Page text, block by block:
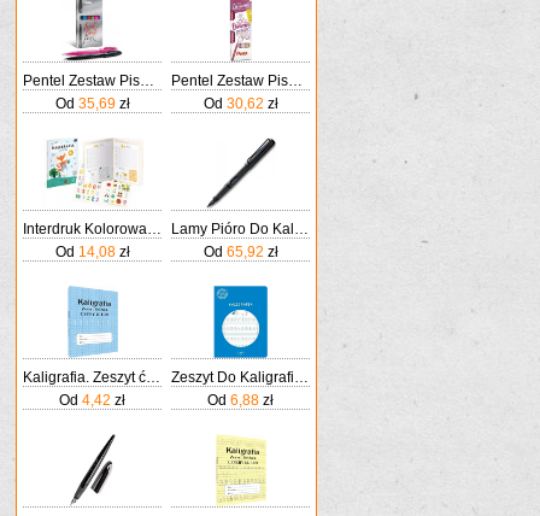
Pentel Zestaw Pisaków Pędzelkowych Do Kaligrafii I Liternictwa Czarny/Niebieski/Brązowy/Szary/Różowy/Fioletowy
Od 35,69zł
Pentel Zestaw Pisaków Do Kaligrafii 4 Kolory
Od 30,62 zł
Interdruk Kolorowanka Zeszyt Ćwiczeń A4 Kaligrafia Literki Nauka Liter 57 Naklejek
Od 14,08zł
Lamy Pióro Do Kaligrafii Safari 017M Czarny Matowy
Od 65,92 zł
Kaligrafia. Zeszyt ćwiczeń. Litery klasa 1-3
Od4,42 zł
Zeszyt Do Kaligrafii A4 Gatis 16 Linia Nauka Pisan
Od6,88 zł